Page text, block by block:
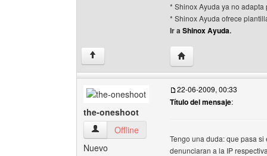
* Shinox Ayuda ya no
* Shinox Ayuda ofrece
Ir aShinox Ayuda.
↑ Visitar sitio web del
the-oneshoot
the-oneshoot Ver perfil del usuario
Offline
Nuevo
22-06-2009, 00:33
Título del mensaje:
Tengo una duda: que pasa
denunciaran a la IP